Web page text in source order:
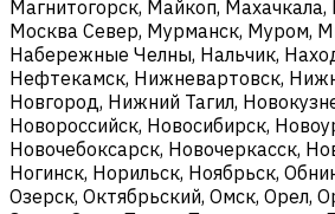
Магнитогорск, Майкоп, Махачкала,
Москва Север, Мурманск, Муром,
Набережные Челны, Нальчик,
Нефтекамск, Нижневартовск,
Новгород, Нижний Тагил,
Новороссийск, Новосибирск,
Новочебоксарск, Новочеркасск,
Ногинск, Норильск, Ноябрьск,
Озерск, Октябрьский, Омск, Орел,